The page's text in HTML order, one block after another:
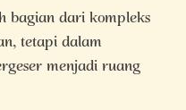
bagian dari kompleks
tetapi dalam
menjadi ruang